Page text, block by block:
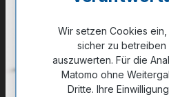
Noch kein Kunde?
Wir setzen Cookies
sicher zu betreiben
auszuwerten. Für die
Matomo ohne
Dritte. Ihre